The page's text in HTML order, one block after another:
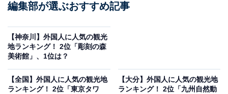
る博物館として知られています。
か、ツアー後にはビールの飲み比べなどが楽しめるテイ
編集部が選ぶおすすめ記事
【神奈川】外国人に人気の観光
地ランキング！ 2位「彫刻の森
美術館」、1位は？
【全国】外国人に人気の観光地
ランキング！ 2位「東京タワ
【大分】外国人に人気の観光地
ランキング！ 2位「九州自然動